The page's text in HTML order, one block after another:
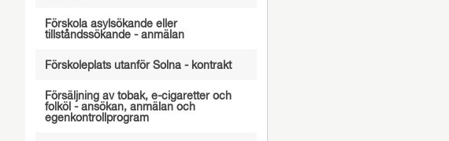
Förskola asylsökande eller
tillståndssökande - anmälan
Förskoleplats utanför Solna - kontrakt
Försäljning av tobak, e-cigaretter och
folköl - ansökan, anmälan och
egenkontrollprogram